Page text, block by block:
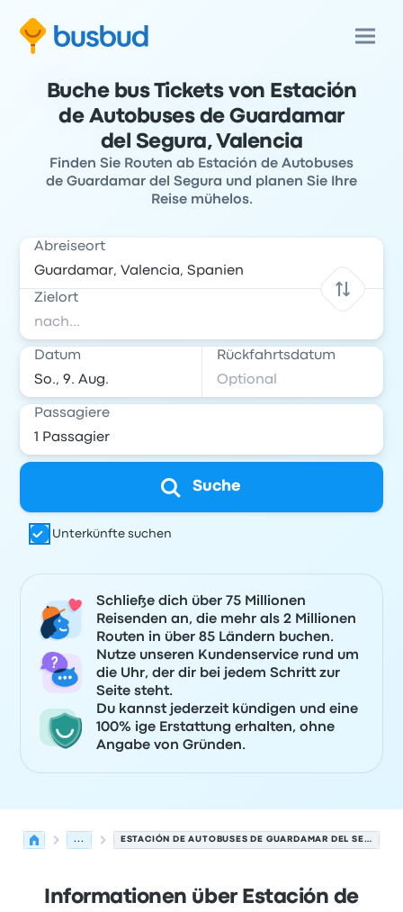
Buche bus Tickets von Estación
de Autobuses de Guardamar
del Segura, Valencia
Finden Sie Routen ab Estación de Autobuses
de Guardamar del Segura und planen Sie Ihre
Reise mühelos.
Abreiseort
Zielort
Datum Rückfahrtsdatum
Passagiere
Suche
Unterkünfte suchen
Schließe dich über 75 Millionen
Reisenden an, die mehr als 2 Millionen
Routen in über 85 Ländern buchen.
Nutze unseren Kundenservice rund um
die Uhr, der dir bei jedem Schritt zur
Seite steht.
Du kannst jederzeit kündigen und eine
100% ige Erstattung erhalten, ohne
Angabe von Gründen.
... ESTACIÓN DE AUTOBUSES DE GUARDAMAR DEL SEGURA
Informationen über Estación de